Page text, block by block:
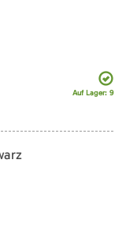
Auf Lager: 9